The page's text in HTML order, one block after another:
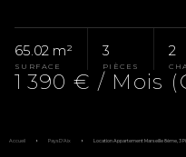
65.02 m²
SURFACE
3
PIÈCES
2
1 390 € / Mois
Accueil Pays D'Aix Location Appartement Marseille 8ème, 3